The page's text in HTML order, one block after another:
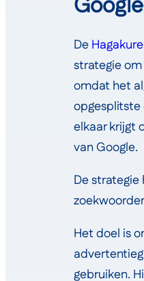
De
strategie
omdat het
opgesplitste
elkaar krijgt
van Google.
De
Het doel is
gebruiken.